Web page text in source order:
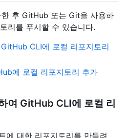
후 GitHub 또는 Git을 사용하
리를 푸시할 수 있습니다.
CLI에 로컬 리포지토리
에 로컬 리포지토리 추가
여 GitHub CLI에 로컬 리
에 대한 리포지토리를 만들려